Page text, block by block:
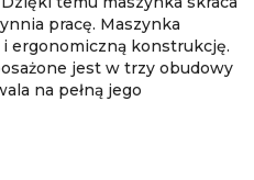
pracę. Maszynka
ergonomiczną konstrukcję.
jest w trzy obudowy
na pełną jego